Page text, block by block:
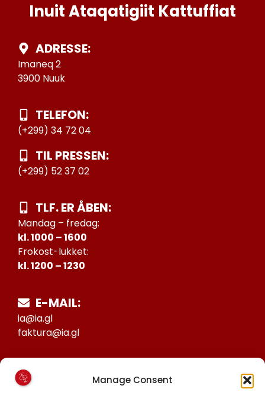
Manage Consent
Inuit Ataqatigiit Kattuffiat
ADRESSE:
Imaneq 2
3900 Nuuk
TELEFON:
(+299) 34 72 04
TIL PRESSEN:
(+299) 52 37 02
TLF. ER ÅBEN:
Mandag – fredag:
kl. 1000 – 1600
Frokost-lukket:
kl. 1200 – 1230
E-MAIL:
ia@ia.gl
faktura@ia.gl
25027388